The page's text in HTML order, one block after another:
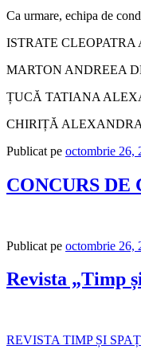
Ca urmare, echipa de
ISTRATE CLEOPATRA
MARTON ANDREEA
ȚUCĂ TATIANA
CHIRIȚĂ ALEXANDRA
Publicat pe octombrie 26,
CONCURS DE
Publicat pe octombrie 26,
Revista „Timp
REVISTA TIMP ȘI